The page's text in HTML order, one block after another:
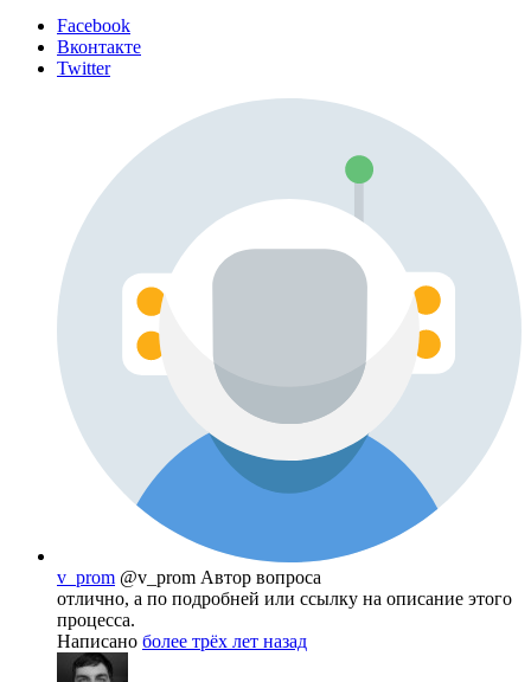
Facebook
Вконтакте
Twitter
v_prom @v_prom Автор вопроса
отлично, а по подробней или ссылку на описание этого
процесса.
Написано более трёх лет назад